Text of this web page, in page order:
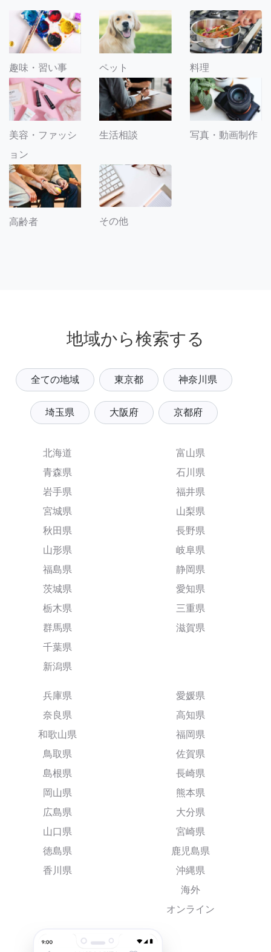
趣味・習い事 ペット 料理
美容・ファッシ
ョン
生活相談 写真・動画制作
高齢者 その他
地域から検索する
全ての地域 東京都 神奈川県
埼玉県 大阪府 京都府
北海道
青森県
岩手県
宮城県
秋田県
山形県
福島県
茨城県
栃木県
群馬県
千葉県
新潟県
富山県
石川県
福井県
山梨県
長野県
岐阜県
静岡県
愛知県
三重県
滋賀県
兵庫県
奈良県
和歌山県
鳥取県
島根県
岡山県
広島県
山口県
徳島県
香川県
愛媛県
高知県
福岡県
佐賀県
長崎県
熊本県
大分県
宮崎県
鹿児島県
沖縄県
海外
オンライン